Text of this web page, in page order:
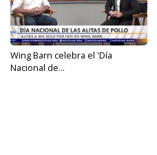
Wing Barn celebra el 'Día
Nacional de...